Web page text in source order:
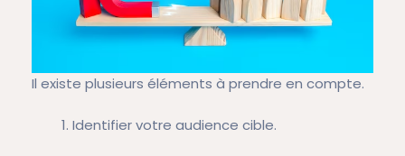
Il existe plusieurs éléments à prendre en compte.
Identifier votre audience cible.